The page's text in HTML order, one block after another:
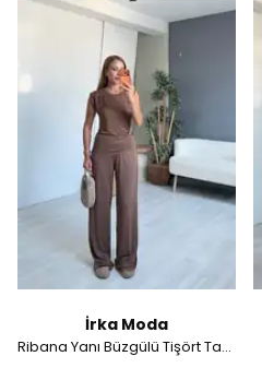
İrka Moda
Ribana Yanı Büzgülü Tişört Takım - Kahverengi